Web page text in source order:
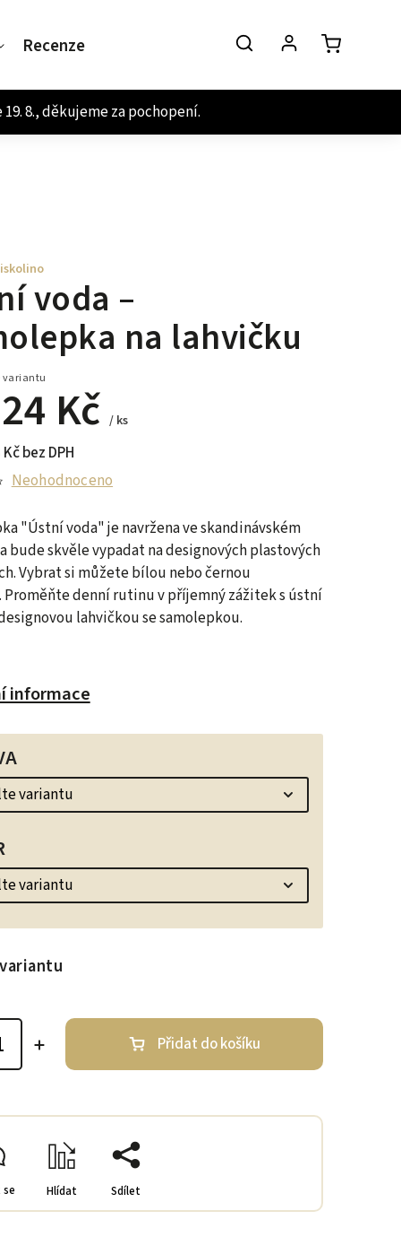
Recenze
voda –
na lahvičku
variantu
24 Kč / ks
bez DPH
Neohodnoceno
"Ústní voda" je navržena ve skandinávském
bude skvěle vypadat na designových plastových
Vybrat si můžete bílou nebo černou
Proměňte denní rutinu v příjemný zážitek s ústní
lahvičkou se samolepkou.
informace
Přidat do košíku
Hlídat Sdílet